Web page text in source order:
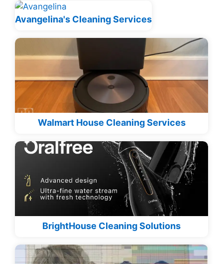
Avangelina's Cleaning Services
Walmart House Cleaning Services
BrightHouse Cleaning Solutions